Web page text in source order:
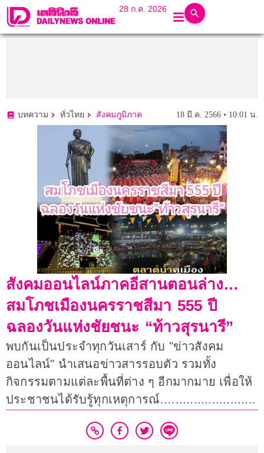
28 ก.ค. 2026
บทความ ทั่วไทย สังคมภูมิภาค 18 มี.ค. 2566 • 10:01 น.
สังคมออนไลน์ภาคอีสานตอนล่าง…
สมโภชเมืองนครราชสีมา 555 ปี
ฉลองวันแห่งชัยชนะ “ท้าวสุรนารี”
พบกันเป็นประจำทุกวันเสาร์ กับ "ข่าวสังคม
ออนไลน์" นำเสนอข่าวสารรอบตัว รวมทั้ง
กิจกรรมตามแต่ละพื้นที่ต่าง ๆ อีกมากมาย เพื่อให้
ประชาชนได้รับรู้ทุกเหตุการณ์….......................